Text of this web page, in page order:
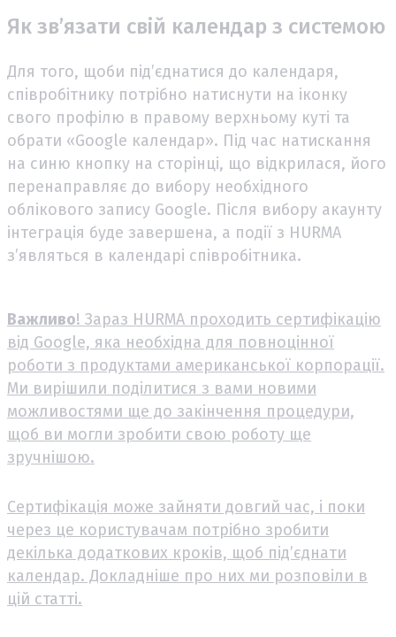
Як зв’язати свій календар з системою
Для того, щоби під’єднатися до календаря,
співробітнику потрібно натиснути на іконку
свого профілю в правому верхньому куті та
обрати «Google календар». Під час натискання
на синю кнопку на сторінці, що відкрилася, його
перенаправляє до вибору необхідного
облікового запису Google. Після вибору акаунту
інтеграція буде завершена, а події з HURMA
з’являться в календарі співробітника.
Важливо! Зараз HURMA проходить сертифікацію
від Google, яка необхідна для повноцінної
роботи з продуктами американської корпорації.
Ми вирішили поділитися з вами новими
можливостями ще до закінчення процедури,
щоб ви могли зробити свою роботу ще
зручнішою.
Сертифікація може зайняти довгий час, і поки
через це користувачам потрібно зробити
декілька додаткових кроків, щоб під’єднати
календар. Докладніше про них ми розповіли в
цій статті.